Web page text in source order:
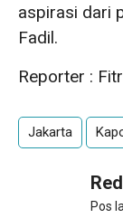
aspirasi dari
Fadil.
Reporter :
Jakarta
Pos